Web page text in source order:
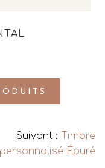
Suivant :
Timbre
personnalisé Épuré